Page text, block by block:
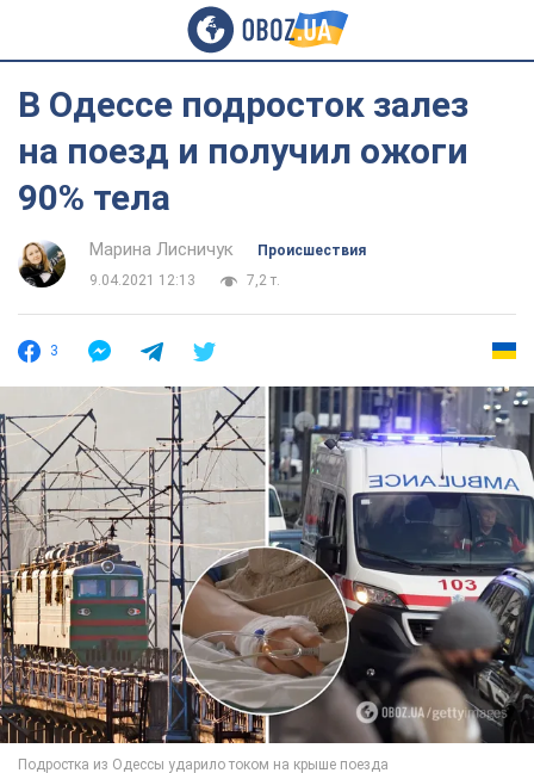
В Одессе подросток залез
на поезд и получил ожоги
90% тела
Марина Лисничук
Происшествия
9.04.2021 12:13
7,2 т.
3